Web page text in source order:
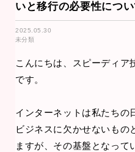
いと移行の必要性につい
2025.05.30
未分類
こんにちは、スピーディア
です。
インターネットは私たちの
ビジネスに欠かせないもの
ますが、その基盤となって